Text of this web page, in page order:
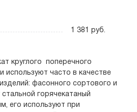
1 381 руб.
круглого поперечного
используют часто в качестве
фасонного сортового и
горячекатаный
его используют при